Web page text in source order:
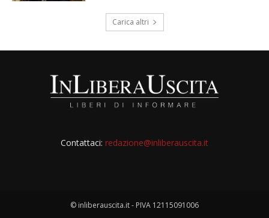
Carica altri
Contattaci: redazione@inliberauscita.it
© inliberauscita.it - PIVA 12115091006